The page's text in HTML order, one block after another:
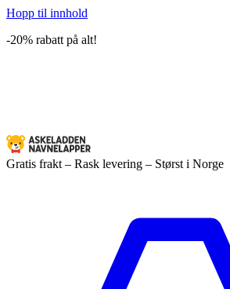
Hopp til innhold
-20% rabatt på alt!
Gratis frakt – Rask levering – Størst i Norge